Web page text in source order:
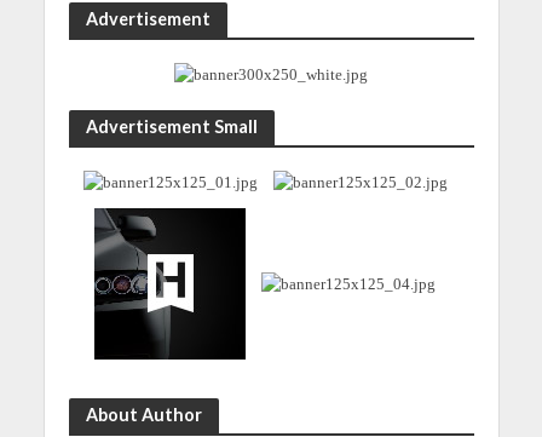
Advertisement
Advertisement Small
About Author